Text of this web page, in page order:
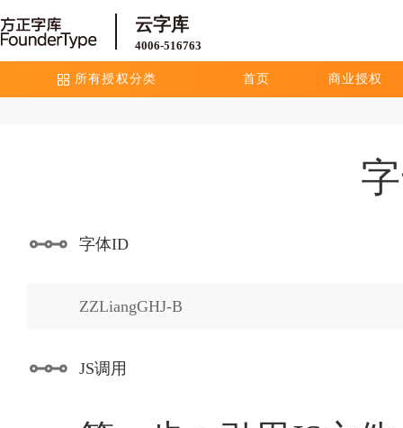
云字库
4006-516763
所有授权分类 首页 商业授权
字体ID
ZZLiangGHJ-B
JS调用